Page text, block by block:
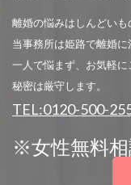
離婚の悩みはしんどいも
当事務所は姫路で離婚
一人で悩まず、お気軽に
秘密は厳守します。
TEL:0120-500-
※女性無料相